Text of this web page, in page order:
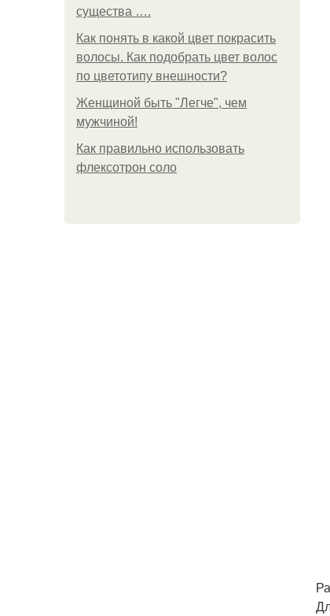
существа ….
Как понять в какой цвет покрасить
волосы. Как подобрать цвет волос
по цветотипу внешности?
Женщиной быть "Легче", чем
мужчиной!
Как правильно использовать
флексотрон соло